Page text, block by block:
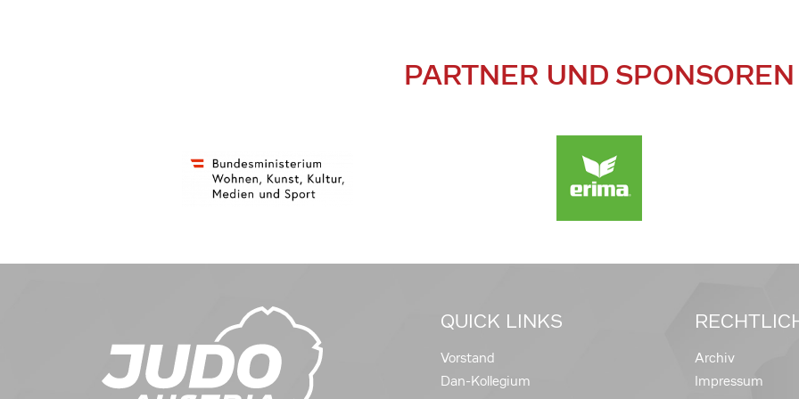
PARTNER UND SPONSOREN
QUICK LINKS
Vorstand
Dan-Kollegium
Archiv
Impressum